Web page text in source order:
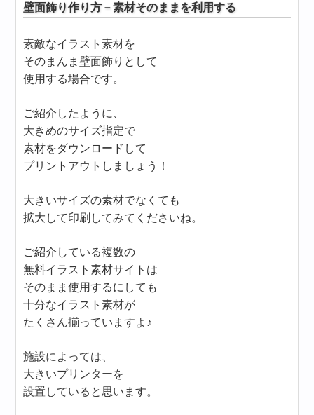
壁面飾り作り方－素材そのままを利用する
素敵なイラスト素材を
そのまんま壁面飾りとして
使用する場合です。
ご紹介したように、
大きめのサイズ指定で
素材をダウンロードして
プリントアウトしましょう！
大きいサイズの素材でなくても
拡大して印刷してみてくださいね。
ご紹介している複数の
無料イラスト素材サイトは
そのまま使用するにしても
十分なイラスト素材が
たくさん揃っていますよ♪
施設によっては、
大きいプリンターを
設置していると思います。